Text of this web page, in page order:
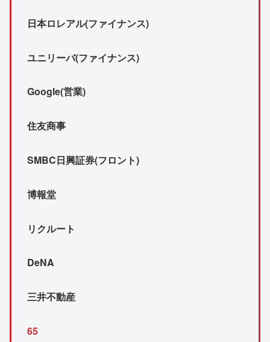
日本ロレアル(ファイナンス)
ユニリーバ(ファイナンス)
Google(営業)
住友商事
SMBC日興証券(フロント)
博報堂
リクルート
DeNA
三井不動産
65